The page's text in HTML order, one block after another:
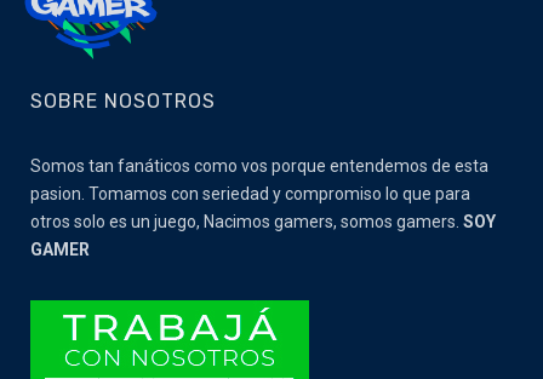
SOBRE NOSOTROS
Somos tan fanáticos como vos porque entendemos de esta
pasion. Tomamos con seriedad y compromiso lo que para
otros solo es un juego, Nacimos gamers, somos gamers. SOY
GAMER